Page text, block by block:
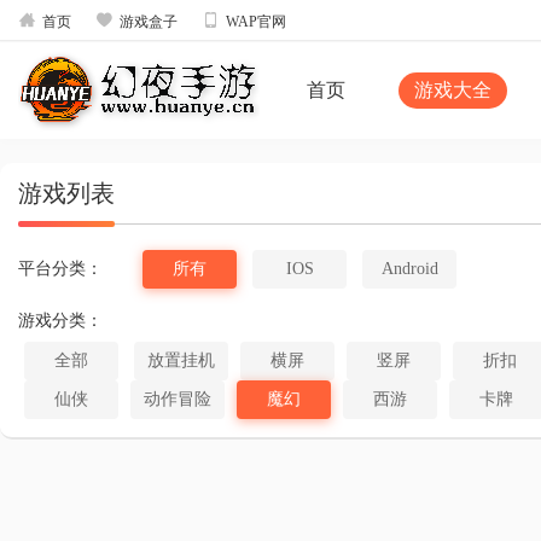
 首页  游戏盒子  WAP官网
首页 游戏大全
游戏列表
平台分类： 所有 IOS Android
游戏分类：
全部 放置挂机 横屏 竖屏 折扣
仙侠 动作冒险 魔幻 西游 卡牌